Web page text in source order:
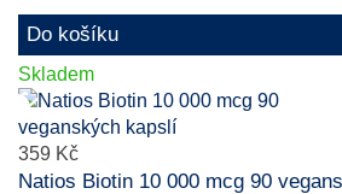
Do košíku
Skladem
359 Kč
Natios Biotin 10 000 mcg 90